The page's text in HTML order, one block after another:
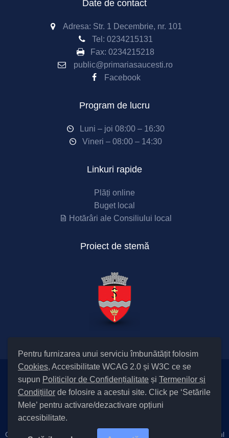
Pentru furnizarea unui serviciu îmbunătățit folosim
Cookies, Accesibilitate WCAG 2.0 și W3C ce se
supun Politicilor de Confidențialitate și Termenilor și
Condițiilor de folosire a acestui site. Click pe ‘Setările
Mele’ pentru activare/dezactivare opțiuni
accesibilitate.
Date de contact
Adresa: Str. 1 Decembrie, nr. 101
Tel: 0234215131
Fax: 0234215218
public@primariasaucesti.ro
Facebook
Program de lucru
Luni – joi 08:00 – 16:30
Vineri – 08:00 – 14:30
Linkuri rapide
Plăți online
Buget local
Hotărâri ale Consiliului local
Proiect de stemă
Setări Cookies și Accesibilitate
Informare cu privire la prelucrarea datelor|Politică de utilizare
| Termeni și condiții de utilizare a site-ului
Cod Județ 4 / Județul Bacău / Tipul UAT – 14 – C – Comună / Codul